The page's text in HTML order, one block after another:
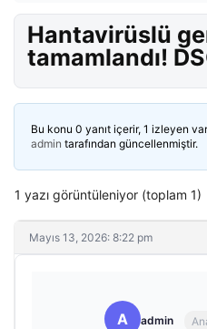
Hantavirüslü
tamamlandı!
Bu konu 0 yanıt içerir, 1 izleyen
admin tarafından güncellenmiştir.
1 yazı görüntüleniyor (toplam 1)
Mayıs 13, 2026: 8:22 pm
A admin